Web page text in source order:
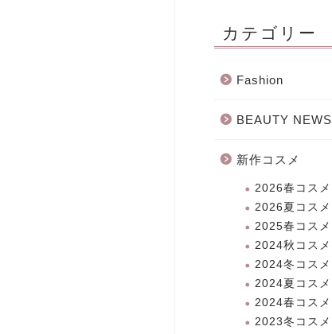
カテゴリー
Fashion
BEAUTY NEWS
新作コスメ
2026春コスメ
2026夏コスメ
2025春コスメ
2024秋コスメ
2024冬コスメ
2024夏コスメ
2024春コスメ
2023冬コスメ